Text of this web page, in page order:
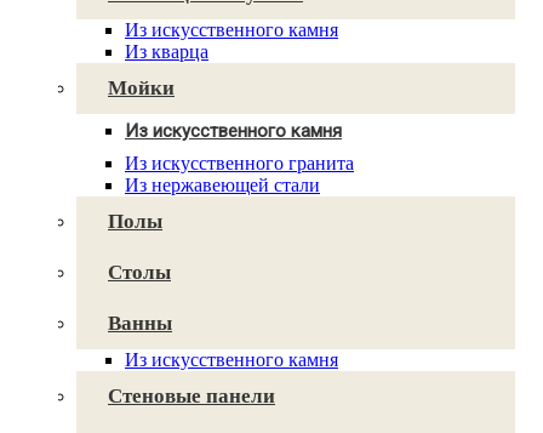
Caesarstone
Cambria
Technistone
Avant Quartz
Из искусственного камня
Из кварца
Мойки
Из искусственного камня
Для кухни
Для ванной
Из искусственного гранита
Из нержавеющей стали
Полы
Столы
Ванны
Из искусственного камня
Стеновые панели